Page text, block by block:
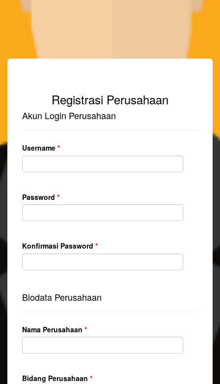
Registrasi Perusahaan
Akun Login Perusahaan
Username *
Password *
Konfirmasi Password *
Biodata Perusahaan
Nama Perusahaan *
Bidang Perusahaan *